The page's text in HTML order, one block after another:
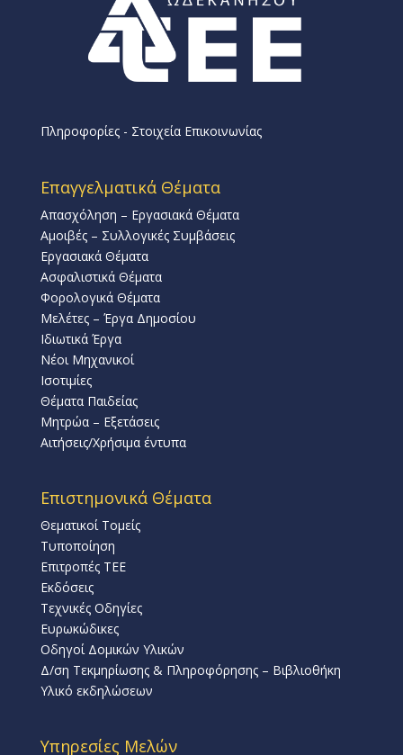
Πληροφορίες - Στοιχεία Επικοινωνίας
Επαγγελματικά Θέματα
Απασχόληση – Εργασιακά Θέματα
Αμοιβές – Συλλογικές Συμβάσεις
Εργασιακά Θέματα
Ασφαλιστικά Θέματα
Φορολογικά Θέματα
Μελέτες – Έργα Δημοσίου
Ιδιωτικά Έργα
Νέοι Μηχανικοί
Ισοτιμίες
Θέματα Παιδείας
Μητρώα – Εξετάσεις
Αιτήσεις/Χρήσιμα έντυπα
Επιστημονικά Θέματα
Θεματικοί Τομείς
Τυποποίηση
Επιτροπές ΤΕΕ
Εκδόσεις
Τεχνικές Οδηγίες
Ευρωκώδικες
Οδηγοί Δομικών Υλικών
Δ/ση Τεκμηρίωσης & Πληροφόρησης – Βιβλιοθήκη
Υλικό εκδηλώσεων
Υπηρεσίες Μελών